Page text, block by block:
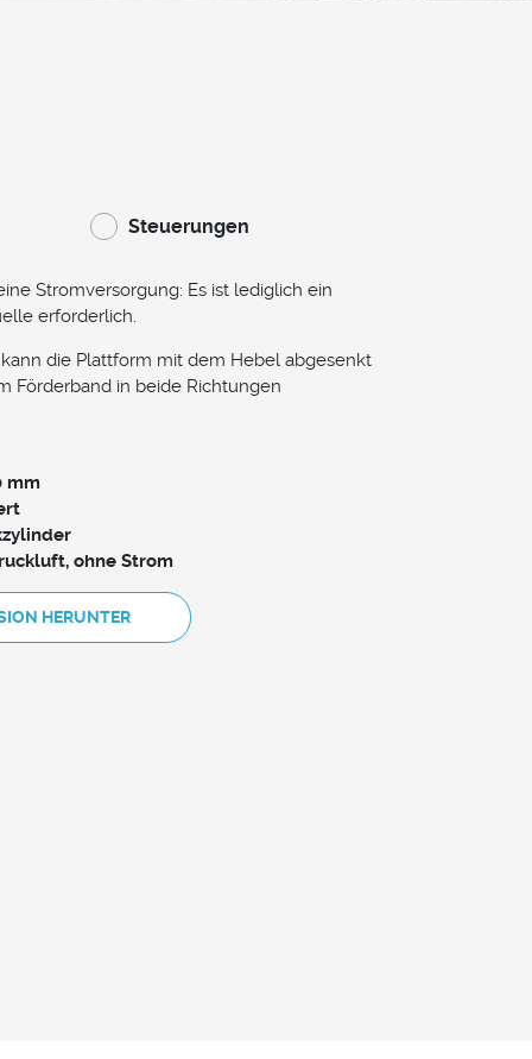
Steuerungen
Stromversorgung: Es ist lediglich ein
erforderlich.
die Plattform mit dem Hebel abgesenkt
Förderband in beide Richtungen
mm
ohne Strom
HERUNTER